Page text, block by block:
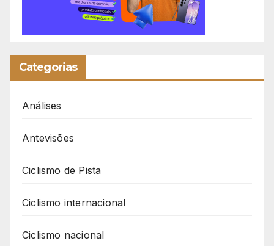
Categorias
Análises
Antevisões
Ciclismo de Pista
Ciclismo internacional
Ciclismo nacional